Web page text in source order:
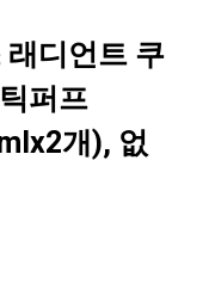
디언트 쿠
퍼프
개), 없